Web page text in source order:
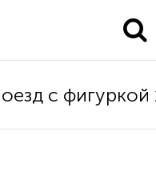
с фигуркой